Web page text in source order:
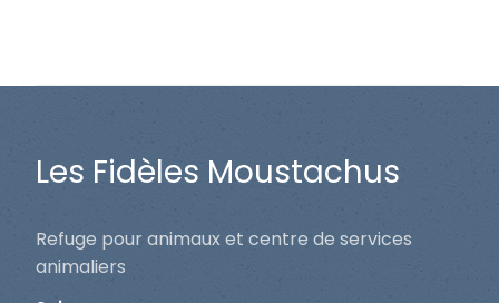
Les Fidèles Moustachus
Refuge pour animaux et centre de services
animaliers